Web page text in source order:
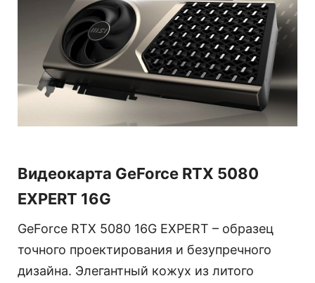
Видеокарта GeForce RTX 5080
EXPERT 16G
GeForce RTX 5080 16G EXPERT – образец
точного проектирования и безупречного
дизайна. Элегантный кожух из литого